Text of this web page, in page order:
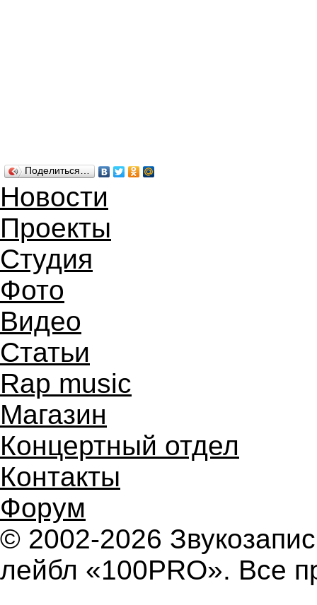
Поделиться…
Новости
Проекты
Студия
Фото
Видео
Статьи
Rap music
Магазин
Концертный отдел
Контакты
Форум
© 2002-2026
лейбл «100PRO». Все